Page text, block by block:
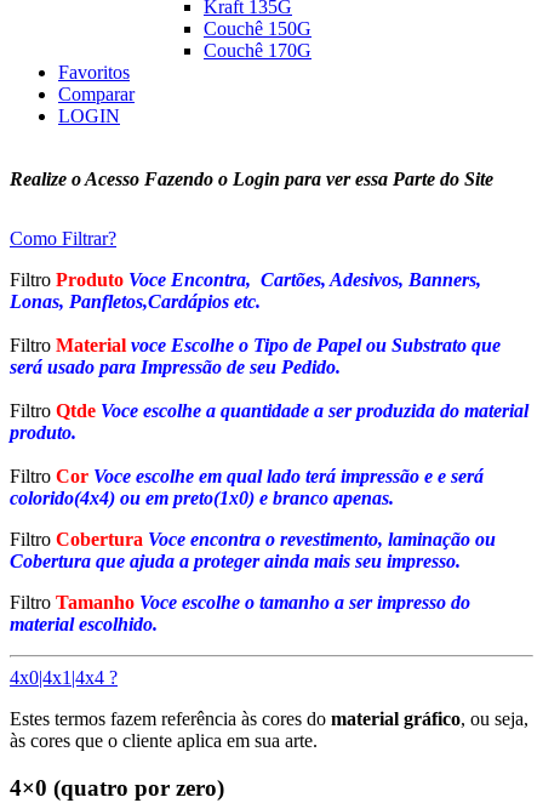
Kraft 135G
Couchê 150G
Couchê 170G
Favoritos
Comparar
LOGIN
Realize o Acesso Fazendo o Login para ver essa Parte do Site
Como Filtrar?
Filtro Produto Voce Encontra, Cartões, Adesivos, Banners,
Lonas, Panfletos,Cardápios etc.
Filtro Material voce Escolhe o Tipo de Papel ou Substrato que
será usado para Impressão de seu Pedido.
Filtro Qtde Voce escolhe a quantidade a ser produzida do material
produto.
Filtro Cor Voce escolhe em qual lado terá impressão e e será
colorido(4x4) ou em preto(1x0) e branco apenas.
Filtro Cobertura Voce encontra o revestimento, laminação ou
Cobertura que ajuda a proteger ainda mais seu impresso.
Filtro Tamanho Voce escolhe o tamanho a ser impresso do
material escolhido.
4x0|4x1|4x4 ?
Estes termos fazem referência às cores do material gráfico, ou seja,
às cores que o cliente aplica em sua arte.
4×0 (quatro por zero)